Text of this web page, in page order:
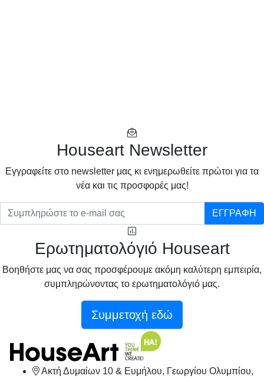
Houseart Newsletter
Eγγραφείτε στο newsletter μας κι ενημερωθείτε πρώτοι για τα
νέα και τις προσφορές μας!
ΕΓΓΡΑΦΗ
Ερωτηματολόγιό Houseart
Βοηθήστε μας να σας προσφέρουμε ακόμη καλύτερη εμπειρία,
συμπληρώνοντας το ερωτηματολόγιό μας.
Συμμετοχή εδώ
Ακτή Δυμαίων 10 & Ευμήλου, Γεωργίου Ολυμπίου,